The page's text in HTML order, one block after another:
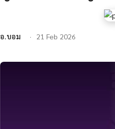
อ.บอม 21 Feb 2026